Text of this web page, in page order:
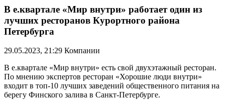
В е.квартале «Мир внутри» работает один из
лучших ресторанов Курортного района
Петербурга
29.05.2023, 21:29 Компании
В е.квартале «Мир внутри» есть свой двухэтажный ресторан.
По мнению экспертов ресторан «Хорошие люди внутри»
входит в топ-10 лучших заведений общественного питания на
берегу Финского залива в Санкт-Петербурге.